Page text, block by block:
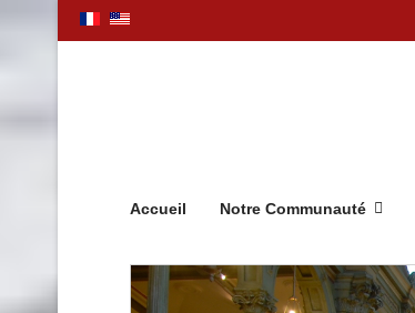
Accueil Notre Communauté